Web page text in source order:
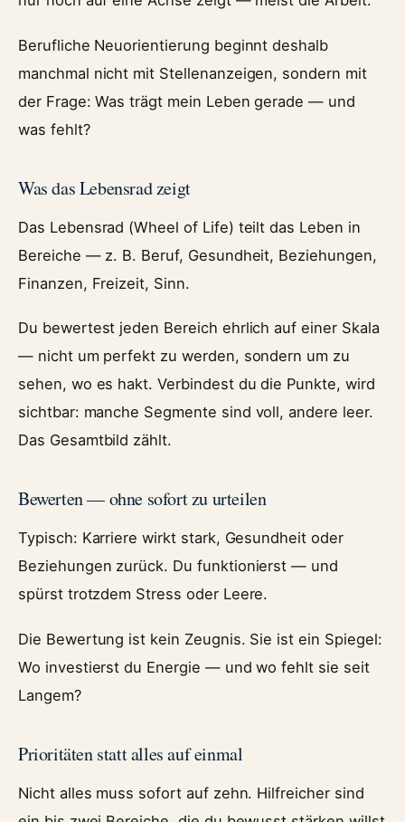
Berufliche Neuorientierung beginnt deshalb
manchmal nicht mit Stellenanzeigen, sondern mit
der Frage: Was trägt mein Leben gerade — und
was fehlt?
Was das Lebensrad zeigt
Das Lebensrad (Wheel of Life) teilt das Leben in
Bereiche — z. B. Beruf, Gesundheit, Beziehungen,
Finanzen, Freizeit, Sinn.
Du bewertest jeden Bereich ehrlich auf einer Skala
— nicht um perfekt zu werden, sondern um zu
sehen, wo es hakt. Verbindest du die Punkte, wird
sichtbar: manche Segmente sind voll, andere leer.
Das Gesamtbild zählt.
Bewerten — ohne sofort zu urteilen
Typisch: Karriere wirkt stark, Gesundheit oder
Beziehungen zurück. Du funktionierst — und
spürst trotzdem Stress oder Leere.
Die Bewertung ist kein Zeugnis. Sie ist ein Spiegel:
Wo investierst du Energie — und wo fehlt sie seit
Langem?
Prioritäten statt alles auf einmal
Nicht alles muss sofort auf zehn. Hilfreicher sind